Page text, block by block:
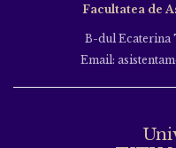
Facultatea de
B-dul Ecaterina
Email: